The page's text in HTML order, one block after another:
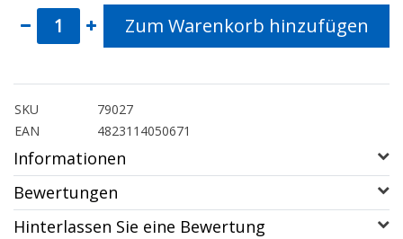
Zum Warenkorb hinzufügen
SKU
79027
EAN
4823114050671
Informationen
Bewertungen
Hinterlassen Sie eine Bewertung